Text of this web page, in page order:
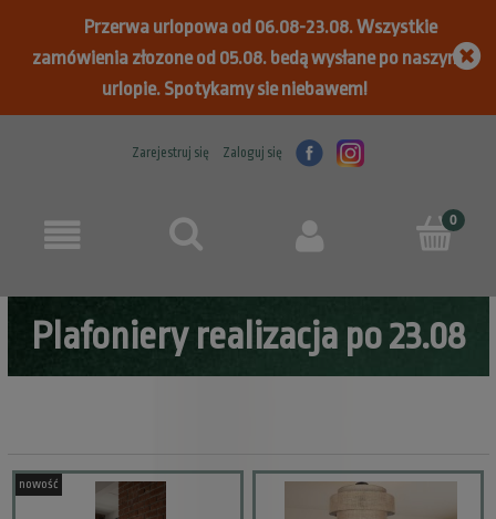
Przerwa urlopowa od 06.08-23.08. Wszystkie
zamówienia złozone od 05.08. bedą wysłane po naszym
urlopie. Spotykamy sie niebawem!
Zarejestruj się Zaloguj się
Plafoniery realizacja po 23.08
nowość